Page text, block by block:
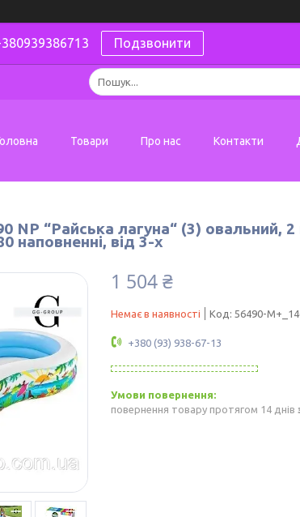
Подзвонити
Товари Про нас Контакти
NP “Райська лагуна“ (3) овальний,
наповненні, від 3-х
1 504 ₴
Немає в наявності Код: 56490-
+380 (93) 938-67-13
повернення товару протягом 14 днів